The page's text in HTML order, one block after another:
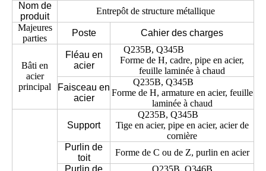
Nom de
produit
Entrepôt de structure métallique
Majeures
parties
Poste Cahier des charges
Bâti en
acier
principal
Fléau en
acier
Q235B, Q345B
Forme de H, cadre, pipe en acier,
feuille laminée à chaud
Faisceau en
acier
Q235B, Q345B
Forme de H, armature en acier, feuille
laminée à chaud
Support
Q235B, Q345B
Tige en acier, pipe en acier, acier de
cornière
Purlin de
toit
Forme de C ou de Z, purlin en acier